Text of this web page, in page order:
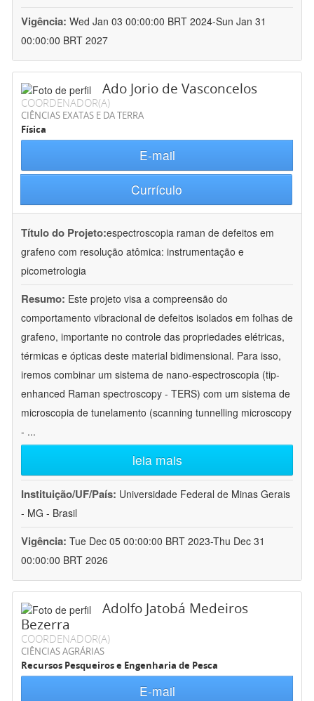
Vigência: Wed Jan 03 00:00:00 BRT 2024-Sun Jan 31
00:00:00 BRT 2027
Ado Jorio de Vasconcelos
COORDENADOR(A)
CIÊNCIAS EXATAS E DA TERRA
Física
E-mail
Currículo
Título do Projeto:espectroscopia raman de defeitos em
grafeno com resolução atômica: instrumentação e
picometrologia
Resumo: Este projeto visa a compreensão do
comportamento vibracional de defeitos isolados em folhas de
grafeno, importante no controle das propriedades elétricas,
térmicas e ópticas deste material bidimensional. Para isso,
iremos combinar um sistema de nano-espectroscopia (tip-
enhanced Raman spectroscopy - TERS) com um sistema de
microscopia de tunelamento (scanning tunnelling microscopy
- ...
leia mais
Instituição/UF/País: Universidade Federal de Minas Gerais
- MG - Brasil
Vigência: Tue Dec 05 00:00:00 BRT 2023-Thu Dec 31
00:00:00 BRT 2026
Adolfo Jatobá Medeiros
Bezerra
COORDENADOR(A)
CIÊNCIAS AGRÁRIAS
Recursos Pesqueiros e Engenharia de Pesca
E-mail